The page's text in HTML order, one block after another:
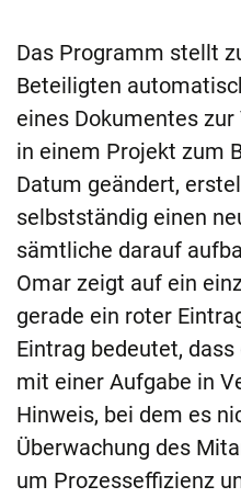
Das Programm stellt
Beteiligten
eines Dokumentes
in einem Projekt zum
Datum geändert,
selbstständig einen
sämtliche darauf
Omar zeigt auf ein
gerade ein roter
Eintrag bedeutet,
mit einer Aufgabe in
Hinweis, bei dem es
Überwachung des
um Prozesseffizienz